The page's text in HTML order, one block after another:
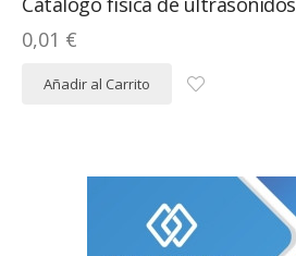
0,01 €
Añadir al Carrito